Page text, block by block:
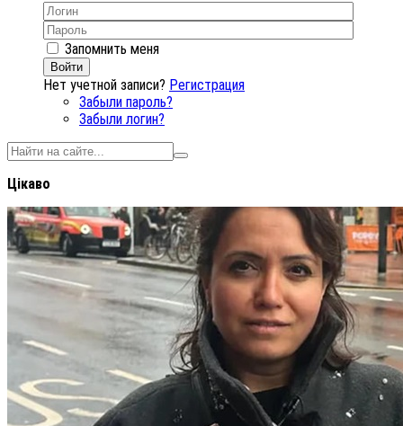
Запомнить меня
Войти
Нет учетной записи? Регистрация
Забыли пароль?
Забыли логин?
Цікаво